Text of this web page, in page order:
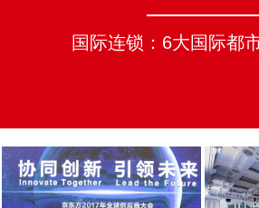
国际连锁：6大国际都